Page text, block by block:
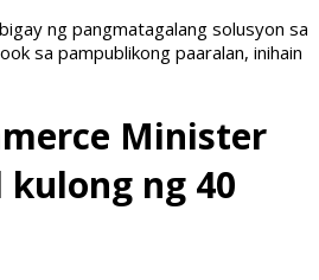
ng pangmatagalang solusyon sa
sa pampublikong paaralan, inihain
Minister
ng 40